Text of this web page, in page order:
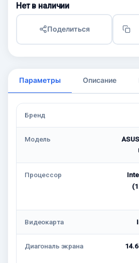
Нет в наличии
Поделиться
Параметры Описание
Бренд
Модель
Процессор
Видеокарта
Диагональ экрана